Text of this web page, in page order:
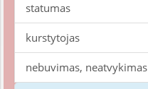
statumas
kurstytojas
nebuvimas, neatvykimas